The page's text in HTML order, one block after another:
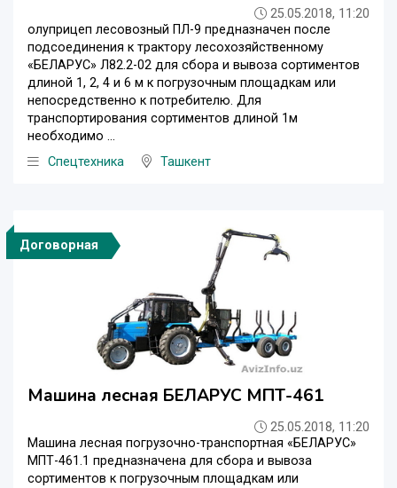
25.05.2018, 11:20
олуприцеп лесовозный ПЛ-9 предназначен после
подсоединения к трактору лесохозяйственному
«БЕЛАРУС» Л82.2-02 для сбора и вывоза сортиментов
длиной 1, 2, 4 и 6 м к погрузочным площадкам или
непосредственно к потребителю. Для
транспортирования сортиментов длиной 1м
необходимо ...
Спецтехника
Ташкент
Договорная
Машина лесная БЕЛАРУС МПТ-461
25.05.2018, 11:20
Машина лесная погрузочно-транспортная «БЕЛАРУС»
МПТ-461.1 предназначена для сбора и вывоза
сортиментов к погрузочным площадкам или